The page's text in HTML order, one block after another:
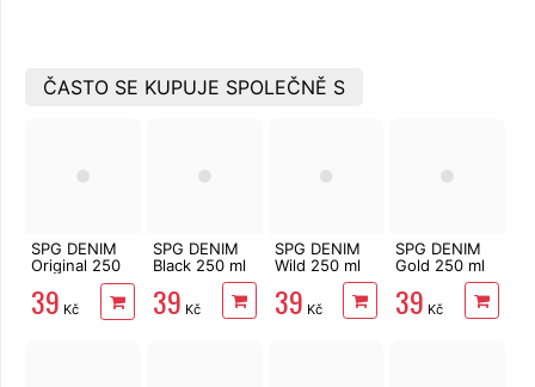
ČASTO SE KUPUJE SPOLEČNĚ S
SPG DENIM
Original 250
39 Kč
SPG DENIM
Black 250 ml
39 Kč
SPG DENIM
Wild 250 ml
39 Kč
SPG DENIM
Gold 250 ml
39 Kč